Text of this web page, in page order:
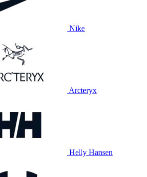
Nike
Arcteryx
Helly Hansen